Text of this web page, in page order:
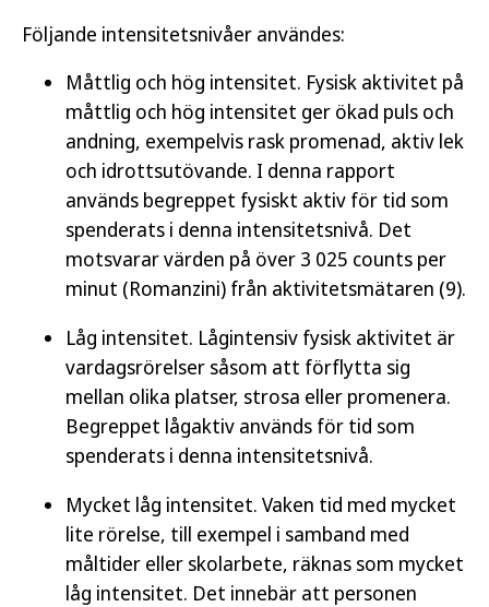
Följande intensitetsnivåer användes:
Måttlig och hög intensitet. Fysisk aktivitet på
måttlig och hög intensitet ger ökad puls och
andning, exempelvis rask promenad, aktiv lek
och idrottsutövande. I denna rapport
används begreppet fysiskt aktiv för tid som
spenderats i denna intensitetsnivå. Det
motsvarar värden på över 3 025 counts per
minut (Romanzini) från aktivitetsmätaren (9).
Låg intensitet. Lågintensiv fysisk aktivitet är
vardagsrörelser såsom att förflytta sig
mellan olika platser, strosa eller promenera.
Begreppet lågaktiv används för tid som
spenderats i denna intensitetsnivå.
Mycket låg intensitet. Vaken tid med mycket
lite rörelse, till exempel i samband med
måltider eller skolarbete, räknas som mycket
låg intensitet. Det innebär att personen